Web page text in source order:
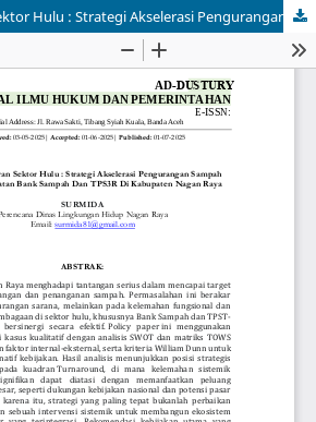
Revitalisasi Peran Sektor Hulu : Strategi Akselerasi Pengurangan Sampah Melalui Penguatan Bank Sampah Dan TPS3R Di Kabupaten Nagan Raya